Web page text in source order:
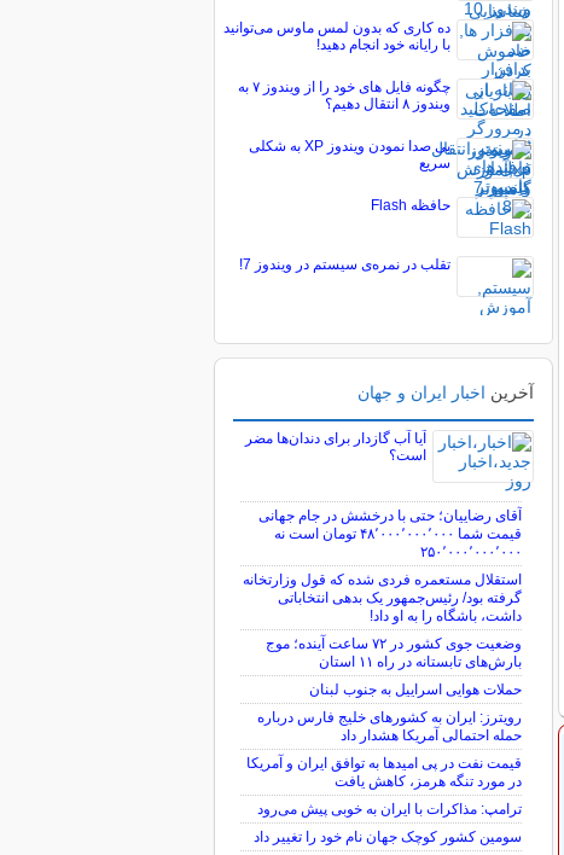
ده کاری که بدون لمس ماوس می‌توانید
با رایانه خود انجام دهید!
چگونه فایل های خود را از ویندوز ۷ به
ویندوز ۸ انتقال دهیم؟
بی صدا نمودن ویندوز XP به شکلی
سریع
حافظه Flash
تقلب در نمره‌ی سیستم در ویندوز 7!
آخرین اخبار ایران و جهان
آیا آب گازدار برای دندان‌ها مضر
است؟
آقای رضاییان؛ حتی با درخشش در جام جهانی
قیمت شما ۴۸٬۰۰۰٬۰۰۰٬۰۰۰ تومان است نه
۲۵۰٬۰۰۰٬۰۰۰٬۰۰۰
استقلال مستعمره فردی شده که قول وزارتخانه
گرفته بود/ رئیس‌جمهور یک بدهی انتخاباتی
داشت، باشگاه را به او داد!
وضعیت جوی کشور در ۷۲ ساعت آینده؛ موج
بارش‌های تابستانه در راه ۱۱ استان
حملات هوایی اسراییل به جنوب لبنان
رویترز: ایران به کشورهای خلیج فارس درباره
حمله احتمالی آمریکا هشدار داد
قیمت نفت در پی امیدها به توافق ایران و آمریکا
در مورد تنگه هرمز، کاهش یافت
ترامپ: مذاکرات با ایران به خوبی پیش می‌رود
سومین کشور کوچک جهان نام خود را تغییر داد